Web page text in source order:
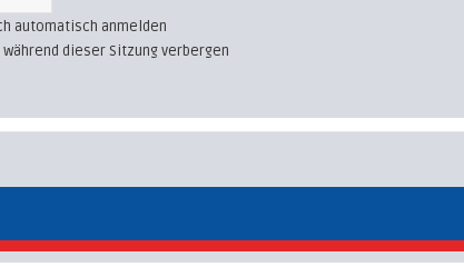
automatisch anmelden
dieser Sitzung verbergen